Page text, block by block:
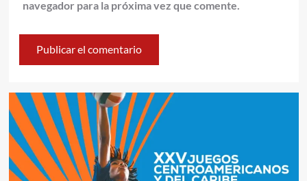
navegador para la próxima vez que comente.